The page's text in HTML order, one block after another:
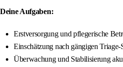
Deine Aufgaben:
Erstversorgung und pflegerische
Einschätzung nach gängigen Triage-
Überwachung und Stabilisierung